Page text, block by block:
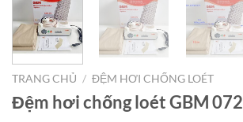
TRANG CHỦ / ĐỆM HƠI CHỐNG LOÉT
Đệm hơi chống loét GBM 072